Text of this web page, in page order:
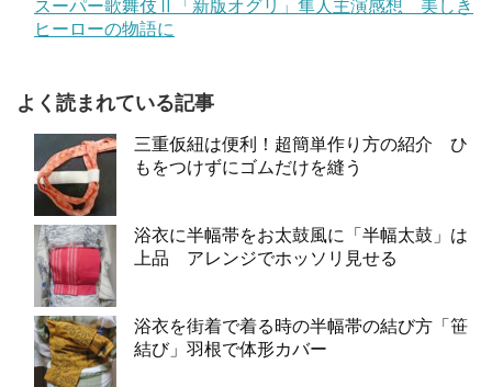
スーパー歌舞伎Ⅱ「新版オグリ」隼人主演感想 美しき
ヒーローの物語に
よく読まれている記事
三重仮紐は便利！超簡単作り方の紹介 ひ
もをつけずにゴムだけを縫う
浴衣に半幅帯をお太鼓風に「半幅太鼓」は
上品 アレンジでホッソリ見せる
浴衣を街着で着る時の半幅帯の結び方「笹
結び」羽根で体形カバー